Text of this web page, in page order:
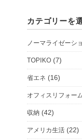
ョ
ル
ー
ム
を
選
択
カテゴリーを
ノーマライゼーシ
TOPIKO (7)
省エネ (16)
オフィスリフォー
収納 (42)
アメリカ生活 (22)